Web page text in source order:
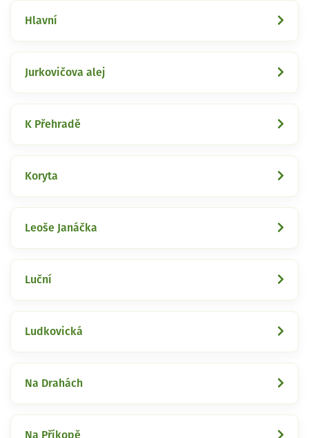
Hlavní
Jurkovičova alej
K Přehradě
Koryta
Leoše Janáčka
Luční
Ludkovická
Na Drahách
Na Příkopě